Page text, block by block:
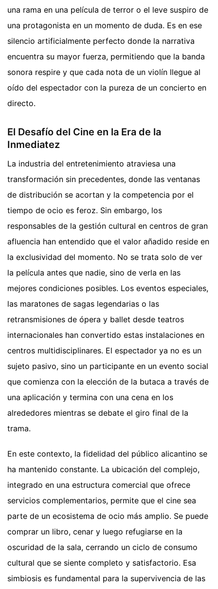
una rama en una película de terror o el leve suspiro de
una protagonista en un momento de duda. Es en ese
silencio artificialmente perfecto donde la narrativa
encuentra su mayor fuerza, permitiendo que la banda
sonora respire y que cada nota de un violín llegue al
oído del espectador con la pureza de un concierto en
directo.
El Desafío del Cine en la Era de la
Inmediatez
La industria del entretenimiento atraviesa una
transformación sin precedentes, donde las ventanas
de distribución se acortan y la competencia por el
tiempo de ocio es feroz. Sin embargo, los
responsables de la gestión cultural en centros de gran
afluencia han entendido que el valor añadido reside en
la exclusividad del momento. No se trata solo de ver
la película antes que nadie, sino de verla en las
mejores condiciones posibles. Los eventos especiales,
las maratones de sagas legendarias o las
retransmisiones de ópera y ballet desde teatros
internacionales han convertido estas instalaciones en
centros multidisciplinares. El espectador ya no es un
sujeto pasivo, sino un participante en un evento social
que comienza con la elección de la butaca a través de
una aplicación y termina con una cena en los
alrededores mientras se debate el giro final de la
trama.
En este contexto, la fidelidad del público alicantino se
ha mantenido constante. La ubicación del complejo,
integrado en una estructura comercial que ofrece
servicios complementarios, permite que el cine sea
parte de un ecosistema de ocio más amplio. Se puede
comprar un libro, cenar y luego refugiarse en la
oscuridad de la sala, cerrando un ciclo de consumo
cultural que se siente completo y satisfactorio. Esa
simbiosis es fundamental para la supervivencia de las